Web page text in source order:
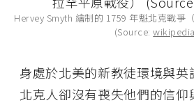
Hervey Smyth 繪制的 1759 年魁北克戰爭
(Source:wikipedia
身處於北美的新教徒環境與英
北克人卻沒有喪失他們的信仰